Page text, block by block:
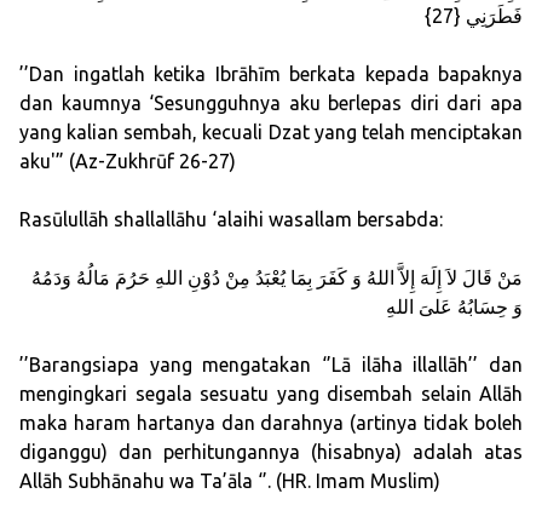
ﻓَﻄَﺮَﻧِﻲ {27}
’’Dan ingatlah ketika Ibrāhīm berkata kepada bapaknya
dan kaumnya ‘Sesungguhnya aku berlepas diri dari apa
yang kalian sembah, kecuali Dzat yang telah menciptakan
aku'” (Az-Zukhrūf 26-27)
Rasūlullāh shallallāhu ‘alaihi wasallam bersabda:
ﻣَﻦْ ﻗَﺎﻝَ ﻻَ ﺇِﻟَﻪَ ﺇِﻻَّ ﺍﻟﻠﻪُ ﻭَ ﻛَﻔَﺮَ ﺑِﻤَﺎ ﻳُﻌْﺒَﺪُ ﻣِﻦْ ﺩُﻭْﻥِ ﺍﻟﻠﻪِ ﺣَﺮُﻡَ ﻣَﺎﻟُﻪُ ﻭَﺩَﻣُﻪُ
ﻭَ ﺣِﺴَﺎﺑُﻪُ ﻋَﻠﻰَ ﺍﻟﻠﻪِ
’’Barangsiapa yang mengatakan ‘’Lā ilāha illallāh’’ dan
mengingkari segala sesuatu yang disembah selain Allāh
maka haram hartanya dan darahnya (artinya tidak boleh
diganggu) dan perhitungannya (hisabnya) adalah atas
Allāh Subhānahu wa Ta’āla ‘’. (HR. Imam Muslim)